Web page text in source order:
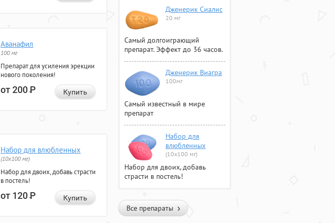
Аванафил
100 мг
Препарат для усиления эрекции
нового поколения!
от 200Р Купить
Набор для влюбленных
(10х100 мг)
Набор для двоих, добавь страсти
в постель!
от 120Р Купить
Дженерик Сиалис
20 мг
Самый долгоиграющий
препарат. Эффект до 36 часов.
Дженерик Виагра
100мг
Самый известный в мире
препарат
Набор для
влюбленных
(10х100 мг)
Набор для двоих, добавь
страсти в постель!
Все препараты